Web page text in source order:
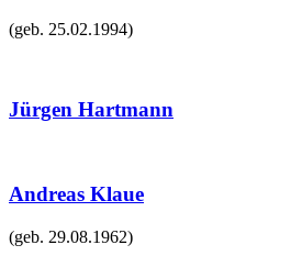
(geb. 25.02.1994)
Jürgen Hartmann
Andreas Klaue
(geb. 29.08.1962)